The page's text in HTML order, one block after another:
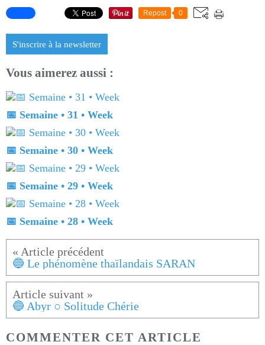
Repost 0
S'inscrire à la newsletter
Vous aimerez aussi :
📅 Semaine • 31 • Week
📅 Semaine • 30 • Week
📅 Semaine • 29 • Week
📅 Semaine • 28 • Week
🔵 Le phénomène thaïlandais SARAN
🔵 Abyr ○ Solitude Chérie
COMMENTER CET ARTICLE